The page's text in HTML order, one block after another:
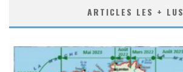
ARTICLES LES + LUS